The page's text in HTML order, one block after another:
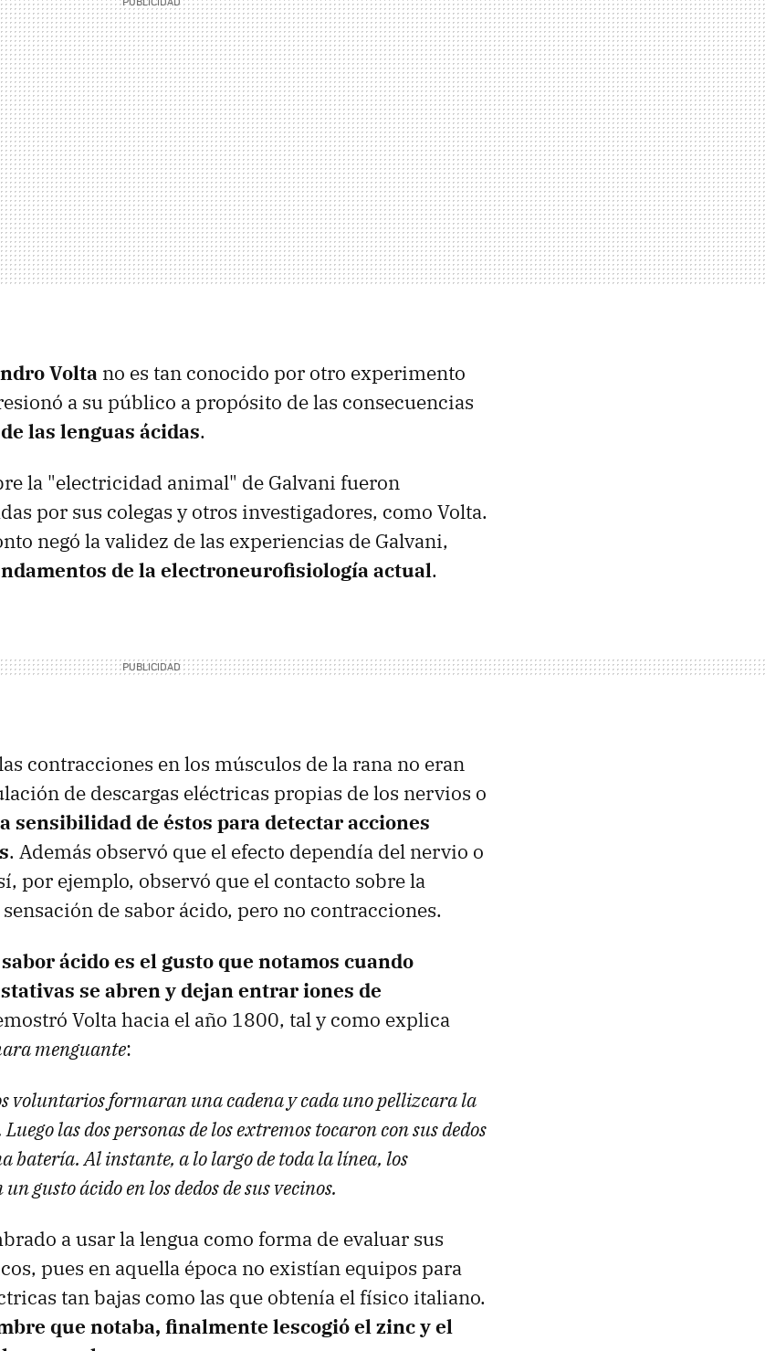
Volta no es tan conocido por otro experimento
a su público a propósito de las consecuencias
las lenguas ácidas.
la "electricidad animal" de Galvani fueron
por sus colegas y otros investigadores, como Volta.
negó la validez de las experiencias de Galvani,
de la electroneurofisiología actual.
contracciones en los músculos de la rana no eran
de descargas eléctricas propias de los nervios o
sensibilidad de éstos para detectar acciones
. Además observó que el efecto dependía del nervio o
por ejemplo, observó que el contacto sobre la
de sabor ácido, pero no contracciones.
ácido es el gusto que notamos cuando
se abren y dejan entrar iones de
Volta hacia el año 1800, tal y como explica
menguante:
voluntarios formaran una cadena y cada uno pellizcara la
las dos personas de los extremos tocaron con sus dedos
batería. Al instante, a lo largo de toda la línea, los
gusto ácido en los dedos de sus vecinos.
a usar la lengua como forma de evaluar sus
pues en aquella época no existían equipos para
tan bajas como las que obtenía el físico italiano.
que notaba, finalmente lescogió el zinc y el